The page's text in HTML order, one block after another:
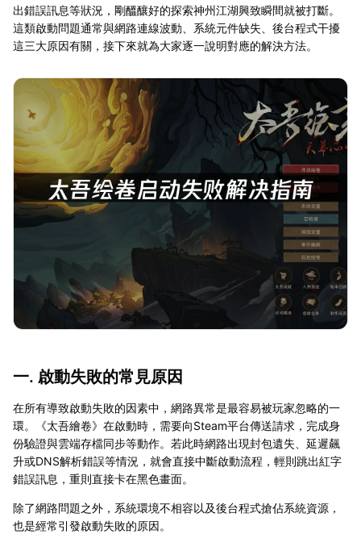
出錯誤訊息等狀況，剛醞釀好的探索神州江湖興致瞬間就被打斷。
這類啟動問題通常與網路連線波動、系統元件缺失、後台程式干擾
這三大原因有關，接下來就為大家逐一說明對應的解決方法。
一. 啟動失敗的常見原因
在所有導致啟動失敗的因素中，網路異常是最容易被玩家忽略的一
環。《太吾繪卷》在啟動時，需要向Steam平台傳送請求，完成身
份驗證與雲端存檔同步等動作。若此時網路出現封包遺失、延遲飆
升或DNS解析錯誤等情況，就會直接中斷啟動流程，輕則跳出紅字
錯誤訊息，重則直接卡在黑色畫面。
除了網路問題之外，系統環境不相容以及後台程式搶佔系統資源，
也是經常引發啟動失敗的原因。